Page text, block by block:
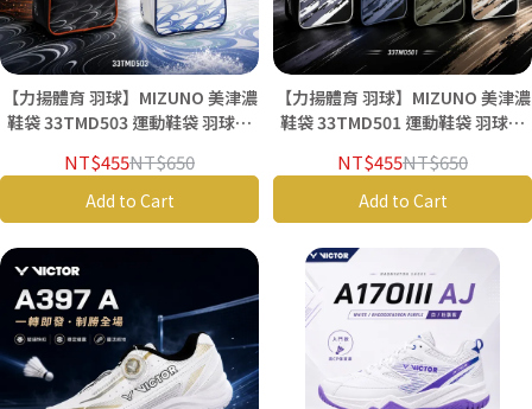
【力揚體育 羽球】MIZUNO 美津濃
鞋袋 33TMD503 運動鞋袋 羽球鞋
NT$455NT$650
Add to Cart
【力揚體育 羽球】MIZUNO 美津濃
鞋袋 33TMD501 運動鞋袋 羽球鞋
NT$455NT$650
Add to Cart